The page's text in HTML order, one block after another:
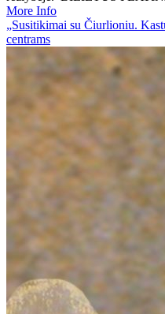
More Info
„Susitikimai su Čiurlioniu.
centrams